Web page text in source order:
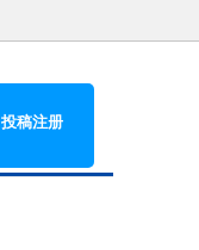
投稿注册